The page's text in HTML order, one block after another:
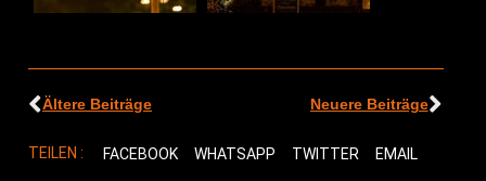
Ältere Beiträge Neuere Beiträge
TEILEN : FACEBOOK WHATSAPP TWITTER EMAIL